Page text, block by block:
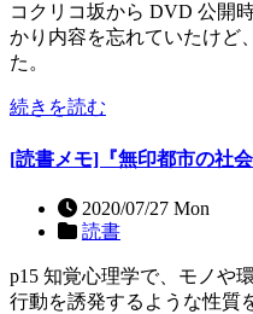
コクリコ坂から DVD 公開
かり内容を忘れていたけど
た。
続きを読む
[読書メモ]『無印都市の社会
2020/07/27 Mon
読書
p15 知覚心理学で、モノや
行動を誘発するような性質